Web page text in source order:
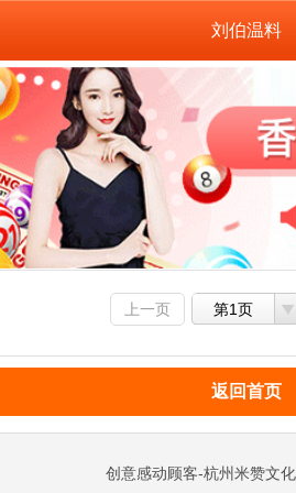
刘伯温料
上一页 第1页
返回首页
创意感动顾客-杭州米赞文